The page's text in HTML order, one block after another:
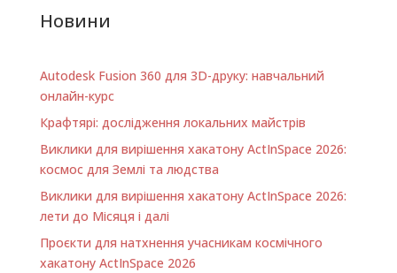
Новини
Autodesk Fusion 360 для 3D-друку: навчальний
онлайн-курс
Крафтярі: дослідження локальних майстрів
Виклики для вирішення хакатону ActInSpace 2026:
космос для Землі та людства
Виклики для вирішення хакатону ActInSpace 2026:
лети до Місяця і далі
Проєкти для натхнення учасникам космічного
хакатону ActInSpace 2026